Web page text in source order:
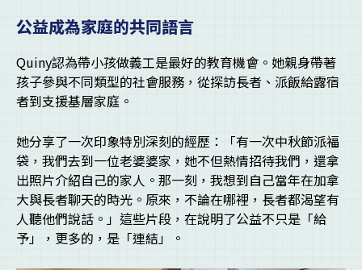
公益成為家庭的共同語言
Quiny認為帶小孩做義工是最好的教育機會。她親身帶著
孩子參與不同類型的社會服務，從探訪長者、派飯給露宿
者到支援基層家庭。
她分享了一次印象特別深刻的經歷：「有一次中秋節派福
袋，我們去到一位老婆婆家，她不但熱情招待我們，還拿
出照片介紹自己的家人。那一刻，我想到自己當年在加拿
大與長者聊天的時光。原來，不論在哪裡，長者都渴望有
人聽他們說話。」這些片段，在說明了公益不只是「給
予」，更多的，是「連結」。